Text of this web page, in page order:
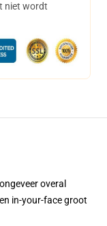
niet wordt
overal
in-your-face groot